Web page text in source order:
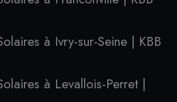
à Ivry-sur-Seine | KBB
à Levallois-Perret |